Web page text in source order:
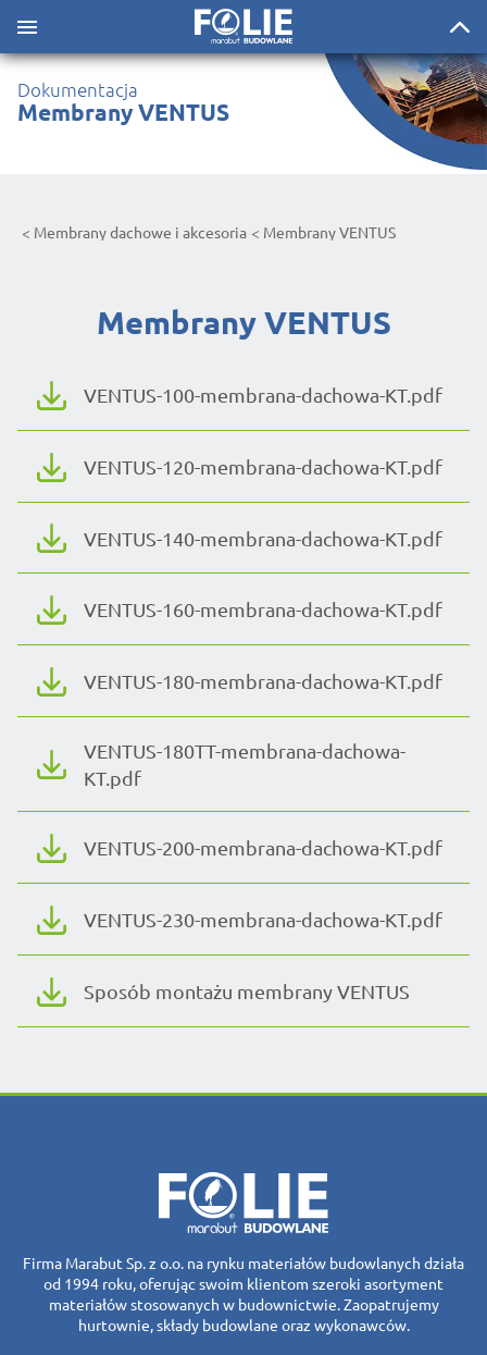
Dokumentacja
Membrany VENTUS
Membrany dachowe i akcesoria Membrany VENTUS
Membrany VENTUS
VENTUS-100-membrana-dachowa-KT.pdf
VENTUS-120-membrana-dachowa-KT.pdf
VENTUS-140-membrana-dachowa-KT.pdf
VENTUS-160-membrana-dachowa-KT.pdf
VENTUS-180-membrana-dachowa-KT.pdf
VENTUS-180TT-membrana-dachowa-
KT.pdf
VENTUS-200-membrana-dachowa-KT.pdf
VENTUS-230-membrana-dachowa-KT.pdf
Sposób montażu membrany VENTUS
Firma Marabut Sp. z o.o. na rynku materiałów budowlanych działa
od 1994 roku, oferując swoim klientom szeroki asortyment
materiałów stosowanych w budownictwie. Zaopatrujemy
hurtownie, składy budowlane oraz wykonawców.